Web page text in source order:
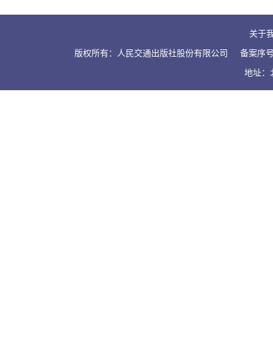
关于
版权所有：人民交通出版社股份有限公司
备案序
地址：